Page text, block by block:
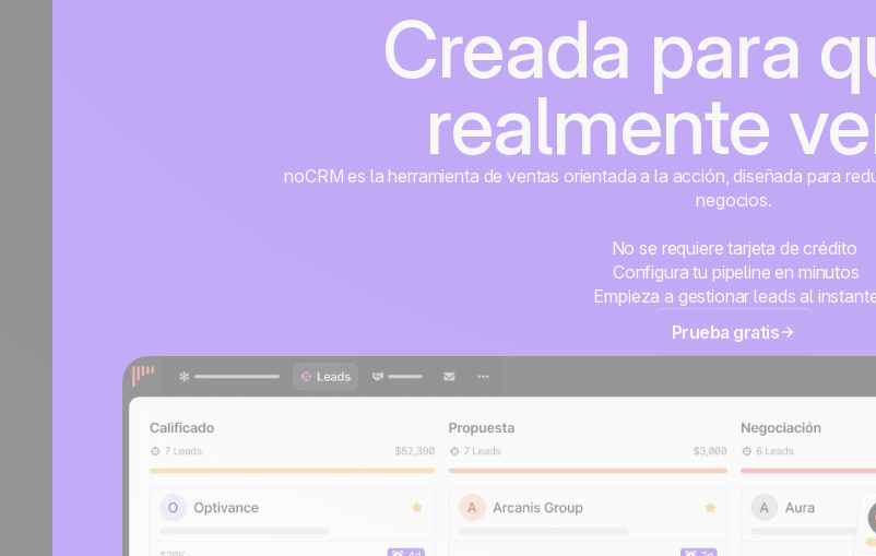
Creada para
realmente
noCRM es la herramienta de ventas orientada a la acción, diseñada para
negocios.
No se requiere tarjeta de crédito
Configura tu pipeline en minutos
Empieza a gestionar leads al
Prueba gratis